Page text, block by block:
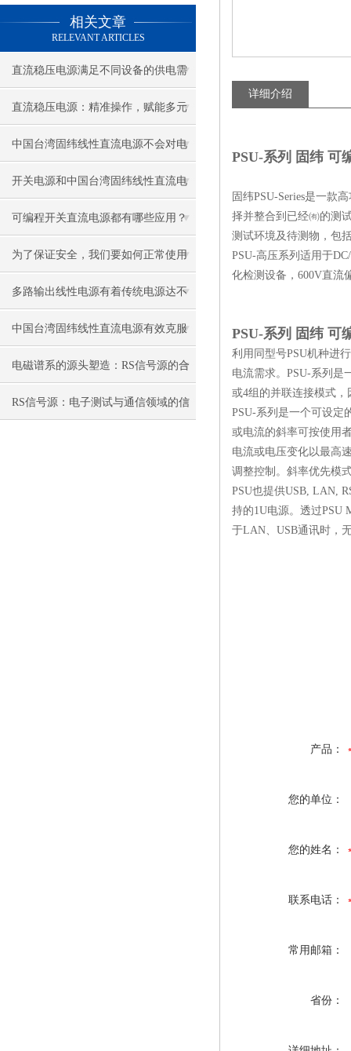
相关文章
RELEVANT ARTICLES
直流稳压电源满足不同设备的供电需
求
直流稳压电源：精准操作，赋能多元
用电场景
中国台湾固纬线性直流电源不会对电
网和其他设备造成干扰
开关电源和中国台湾固纬线性直流电
源的区别在哪里？
可编程开关直流电源都有哪些应用？
为了保证安全，我们要如何正常使用
中国台湾固纬线性直流电源？
多路输出线性电源有着传统电源达不
到的功能
中国台湾固纬线性直流电源有效克服
了传统电源的缺点
电磁谱系的源头塑造：RS信号源的合
成机制与跨域激励应用
RS信号源：电子测试与通信领域的信
详细介绍
PSU-系列 固纬 可
固纬PSU-Series是一款
择并整合到已经㈲的测
测试环境及待测物，包
PSU-高压系列适用于
化检测设备，600V直流
PSU-系列 固纬 可
利用同型号PSU机种进
电流需求。PSU-系列是
或4组的并联连接模式
PSU-系列是一个可设定
或电流的斜率可按使用
电流或电压变化以最高
调整控制。斜率优先模
PSU也提供USB, LAN,
持的1U电源。透过PSU
于LAN、USB通讯时，
产品：
您的单位：
您的姓名：
联系电话：
常用邮箱：
省份：